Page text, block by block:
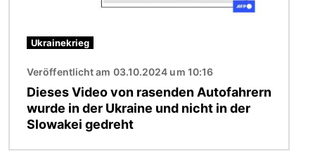
Ukrainekrieg
Veröffentlicht am 03.10.2024 um 10:16
Dieses Video von rasenden Autofahrern
wurde in der Ukraine und nicht in der
Slowakei gedreht